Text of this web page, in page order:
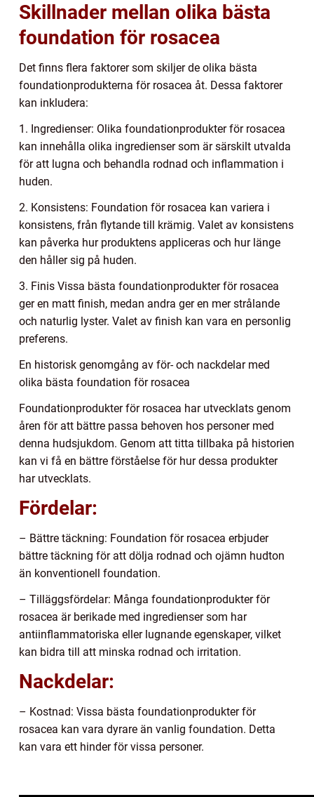
Skillnader mellan olika bästa
foundation för rosacea
Det finns flera faktorer som skiljer de olika bästa
foundationprodukterna för rosacea åt. Dessa faktorer
kan inkludera:
1. Ingredienser: Olika foundationprodukter för rosacea
kan innehålla olika ingredienser som är särskilt utvalda
för att lugna och behandla rodnad och inflammation i
huden.
2. Konsistens: Foundation för rosacea kan variera i
konsistens, från flytande till krämig. Valet av konsistens
kan påverka hur produktens appliceras och hur länge
den håller sig på huden.
3. Finis Vissa bästa foundationprodukter för rosacea
ger en matt finish, medan andra ger en mer strålande
och naturlig lyster. Valet av finish kan vara en personlig
preferens.
En historisk genomgång av för- och nackdelar med
olika bästa foundation för rosacea
Foundationprodukter för rosacea har utvecklats genom
åren för att bättre passa behoven hos personer med
denna hudsjukdom. Genom att titta tillbaka på historien
kan vi få en bättre förståelse för hur dessa produkter
har utvecklats.
Fördelar:
– Bättre täckning: Foundation för rosacea erbjuder
bättre täckning för att dölja rodnad och ojämn hudton
än konventionell foundation.
– Tilläggsfördelar: Många foundationprodukter för
rosacea är berikade med ingredienser som har
antiinflammatoriska eller lugnande egenskaper, vilket
kan bidra till att minska rodnad och irritation.
Nackdelar:
– Kostnad: Vissa bästa foundationprodukter för
rosacea kan vara dyrare än vanlig foundation. Detta
kan vara ett hinder för vissa personer.